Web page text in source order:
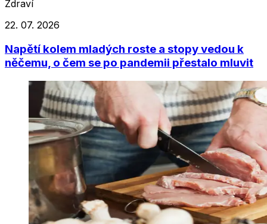
Zdraví
22. 07. 2026
Napětí kolem mladých roste a stopy vedou k
něčemu, o čem se po pandemii přestalo mluvit